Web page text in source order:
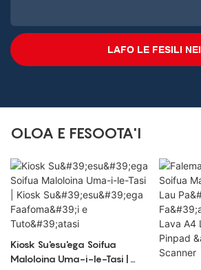
LAFO LE FESILI NEI
OLOA E FESOOTA'I
Kiosk Su'esu'ega Soifua
Maloloina Uma-i-le-Tasi |